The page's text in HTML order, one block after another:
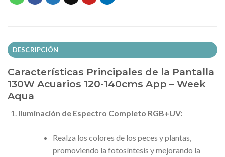
DESCRIPCIÓN
Características Principales de la Pantalla
130W Acuarios 120-140cms App – Week
Aqua
Iluminación de Espectro Completo RGB+UV:
Realza los colores de los peces y plantas,
promoviendo la fotosíntesis y mejorando la